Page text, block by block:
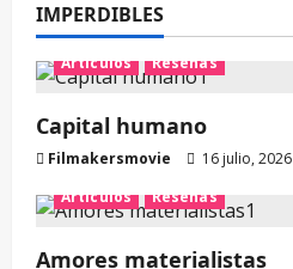
IMPERDIBLES
Artículos Reseñas
Capital humano
Filmakersmovie
16 julio, 2026
Artículos
Reseñas
Amores materialistas